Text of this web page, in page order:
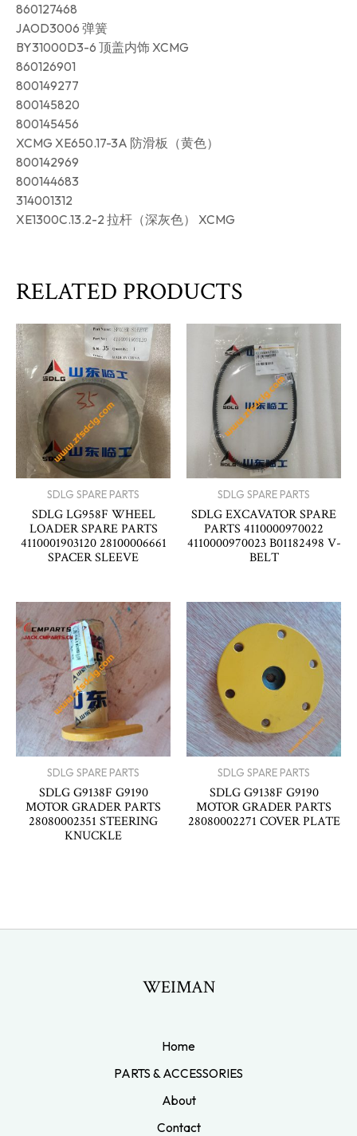
860127468
JAOD3006 弹簧
BY31000D3-6 顶盖内饰 XCMG
860126901
800149277
800145820
800145456
XCMG XE650.17-3A 防滑板（黄色）
800142969
800144683
314001312
XE1300C.13.2-2 拉杆（深灰色） XCMG
RELATED PRODUCTS
SDLG SPARE PARTS
SDLG LG958F WHEEL
LOADER SPARE PARTS
4110001903120 28100006661
SPACER SLEEVE
SDLG SPARE PARTS
SDLG EXCAVATOR SPARE
PARTS 4110000970022
4110000970023 B01182498 V-
BELT
SDLG SPARE PARTS
SDLG G9138F G9190
MOTOR GRADER PARTS
28080002351 STEERING
KNUCKLE
SDLG SPARE PARTS
SDLG G9138F G9190
MOTOR GRADER PARTS
28080002271 COVER PLATE
WEIMAN
Home
PARTS & ACCESSORIES
About
Contact